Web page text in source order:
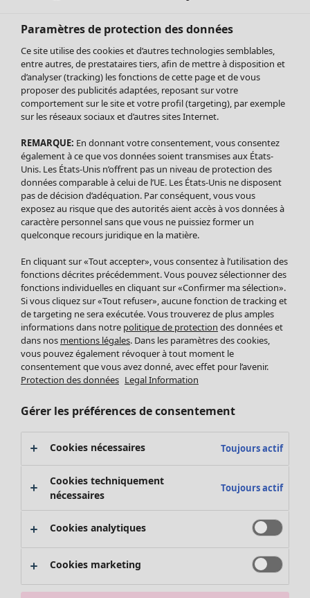
Soldes Vêtements
Tous les vêtements
Robes
Tuniques
Blouses
Tops
Gilets
Pantalon
Jupes
Leggings et collants
Accessoires
Chaussures
Vêtements de bain
Basics
Soldes Mobilier
Bonnes affaires déco
Décoration
Textiles
Tapis
Éponge
Promos SOLDES
Les promos de Gudrun Sjödén
Nouvel arrivage
Bonnes affaires en soldes - jusqu'à -70
Paramètres de protection des données
Ce site utilise des cookies et d’autres technologies semblables,
entre autres, de prestataires tiers, afin de mettre à disposition et
d’analyser (tracking) les fonctions de cette page et de vous
proposer des publicités adaptées, reposant sur votre
comportement sur le site et votre profil (targeting), par exemple
sur les réseaux sociaux et d’autres sites Internet.
REMARQUE: En donnant votre consentement, vous consentez
également à ce que vos données soient transmises aux États-
Unis. Les États-Unis n’offrent pas un niveau de protection des
données comparable à celui de l’UE. Les États-Unis ne disposent
pas de décision d’adéquation. Par conséquent, vous vous
exposez au risque que des autorités aient accès à vos données à
caractère personnel sans que vous ne puissiez former un
quelconque recours juridique en la matière.
En cliquant sur «Tout accepter», vous consentez à l’utilisation des
fonctions décrites précédemment. Vous pouvez sélectionner des
fonctions individuelles en cliquant sur «Confirmer ma sélection».
Si vous cliquez sur «Tout refuser», aucune fonction de tracking et
de targeting ne sera exécutée. Vous trouverez de plus amples
informations dans notre politique de protection des données et
dans nos mentions légales. Dans les paramètres des cookies,
vous pouvez également révoquer à tout moment le
consentement que vous avez donné, avec effet pour l’avenir.
Protection des données Legal Information
Gérer les préférences de consentement
Cookies nécessaires Toujours actif
Cookies techniquement
nécessaires
Toujours actif
Cookies analytiques
Cookies marketing